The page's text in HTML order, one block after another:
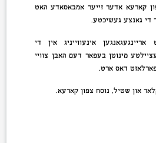
קארעא אדער זייער אמבאסאדע האט
די גאנצע געשיכטע.
אינעווייניג אין די
מינוטן בעפאר דעם האבן צוויי
דאס ארט.
און שטיל, נוסח צפון קארעא.